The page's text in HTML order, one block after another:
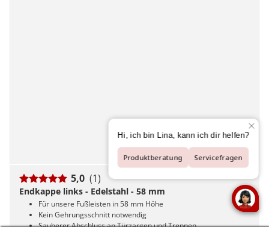
5,0 (1)
Endkappe links - Edelstahl - 58 mm
Für unsere Fußleisten in 58 mm Höhe
Kein Gehrungsschnitt notwendig